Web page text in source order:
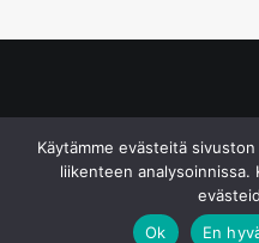
Käytämme evästeitä
liikenteen analysoinnissa.
Ok
En